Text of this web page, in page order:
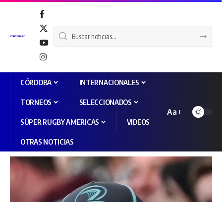
CÓRDOBA INTERNACIONALES
TORNEOS SELECCIONADOS
SÚPER RUGBY AMERICAS VIDEOS
OTRAS NOTICIAS
Aa